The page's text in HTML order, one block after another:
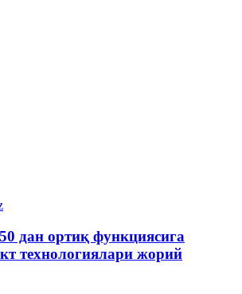
дан ортиқ функциясига
технологиялари жорий